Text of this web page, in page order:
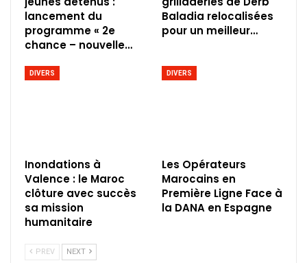
lancement du
programme « 2e
chance – nouvelle…
Baladia relocalisées
pour un meilleur…
DIVERS
Inondations à
Valence : le Maroc
clôture avec succès
sa mission
humanitaire
DIVERS
Les Opérateurs
Marocains en
Première Ligne Face à
la DANA en Espagne
PREV NEXT